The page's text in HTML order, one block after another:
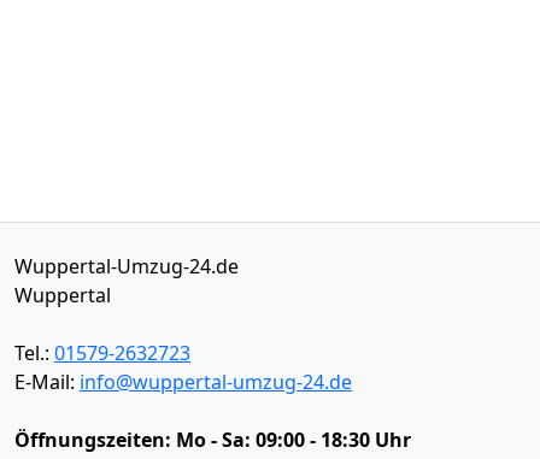
Wuppertal-Umzug-24.de
Wuppertal
Tel.: 01579-2632723
E-Mail: info@wuppertal-umzug-24.de
Öffnungszeiten: Mo - Sa: 09:00 - 18:30 Uhr